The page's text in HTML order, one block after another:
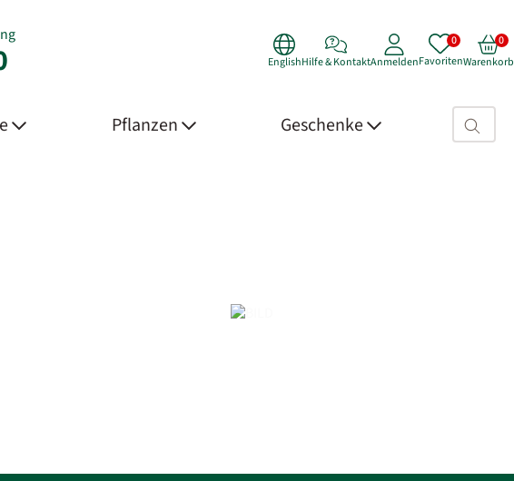
EnglishHilfe & KontaktAnmeldenFavoritenWarenkorb
Pflanzen Geschenke Suchfeld>